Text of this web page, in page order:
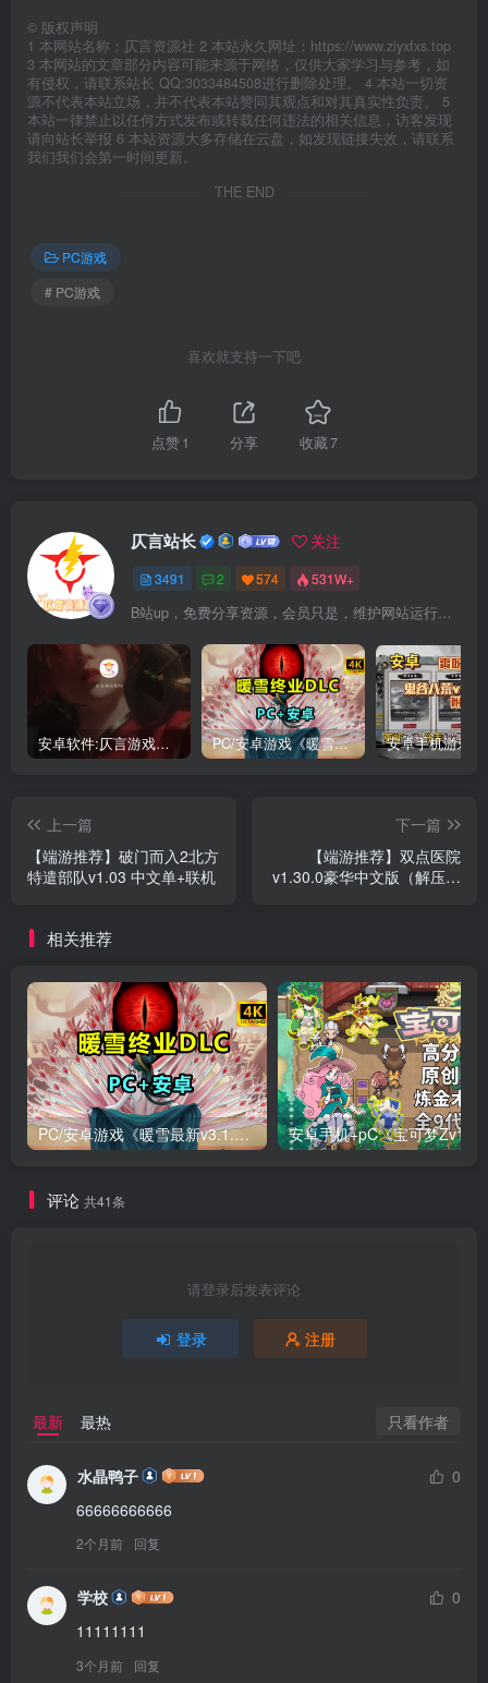
© 版权声明
1 本网站名称：仄言资源社 2 本站永久网址：https://www.ziyxfxs.top
3 本网站的文章部分内容可能来源于网络，仅供大家学习与参考，如
有侵权，请联系站长 QQ:3033484508进行删除处理。 4 本站一切资
源不代表本站立场，并不代表本站赞同其观点和对其真实性负责。 5
本站一律禁止以任何方式发布或转载任何违法的相关信息，访客发现
请向站长举报 6 本站资源大多存储在云盘，如发现链接失效，请联系
我们我们会第一时间更新。
THE END
PC游戏
# PC游戏
喜欢就支持一下吧
点赞1 分享 收藏7
仄言站长 关注
3491 2 574 531W+
B站up，免费分享资源，会员只是，维护网站运行，会员权利为可以支持本地下载，更多内容，敬请期待！
安卓软件:仄言游戏库4.0APP全新上架了！没有下的赶紧下载呀！ PC/安卓游戏《暖雪最新v3.1.0.1》终业DLC整合版！
上一篇
【端游推荐】破门而入2北方
特遣部队v1.03 中文单+联机
下一篇
【端游推荐】双点医院
v1.30.0豪华中文版（解压即
相关推荐
PC/安卓游戏《暖雪最新v3.1.0.1》终业DLC整合版！
评论 共41条
请登录后发表评论
登录 注册
最新 最热 只看作者
水晶鸭子
0
66666666666
2个月前 回复
学校
0
11111111
3个月前 回复